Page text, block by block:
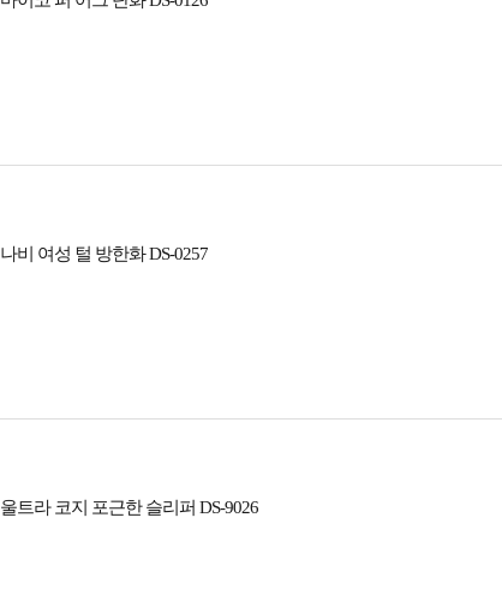
나비 여성 털 방한화 DS-0257
울트라 코지 포근한 슬리퍼 DS-9026